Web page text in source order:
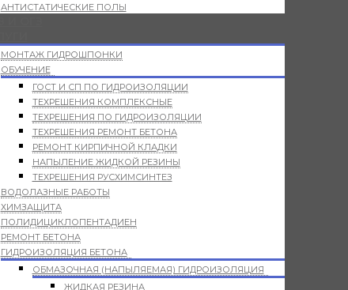
АНТИСТАТИЧЕСКИЕ ПОЛЫ
МОНТАЖ ГИДРОШПОНКИ
ОБУЧЕНИЕ
ГОСТ И СП ПО ГИДРОИЗОЛЯЦИИ
ТЕХРЕШЕНИЯ КОМПЛЕКСНЫЕ
ТЕХРЕШЕНИЯ ПО ГИДРОИЗОЛЯЦИИ
ТЕХРЕШЕНИЯ РЕМОНТ БЕТОНА
РЕМОНТ КИРПИЧНОЙ КЛАДКИ
НАПЫЛЕНИЕ ЖИДКОЙ РЕЗИНЫ
ТЕХРЕШЕНИЯ РУСХИМСИНТЕЗ
ВОДОЛАЗНЫЕ РАБОТЫ
ХИМЗАЩИТА
ПОЛИДИЦИКЛОПЕНТАДИЕН
РЕМОНТ БЕТОНА
ГИДРОИЗОЛЯЦИЯ БЕТОНА
ОБМАЗОЧНАЯ (НАПЫЛЯЕМАЯ) ГИДРОИЗОЛЯЦИЯ
ЖИДКАЯ РЕЗИНА